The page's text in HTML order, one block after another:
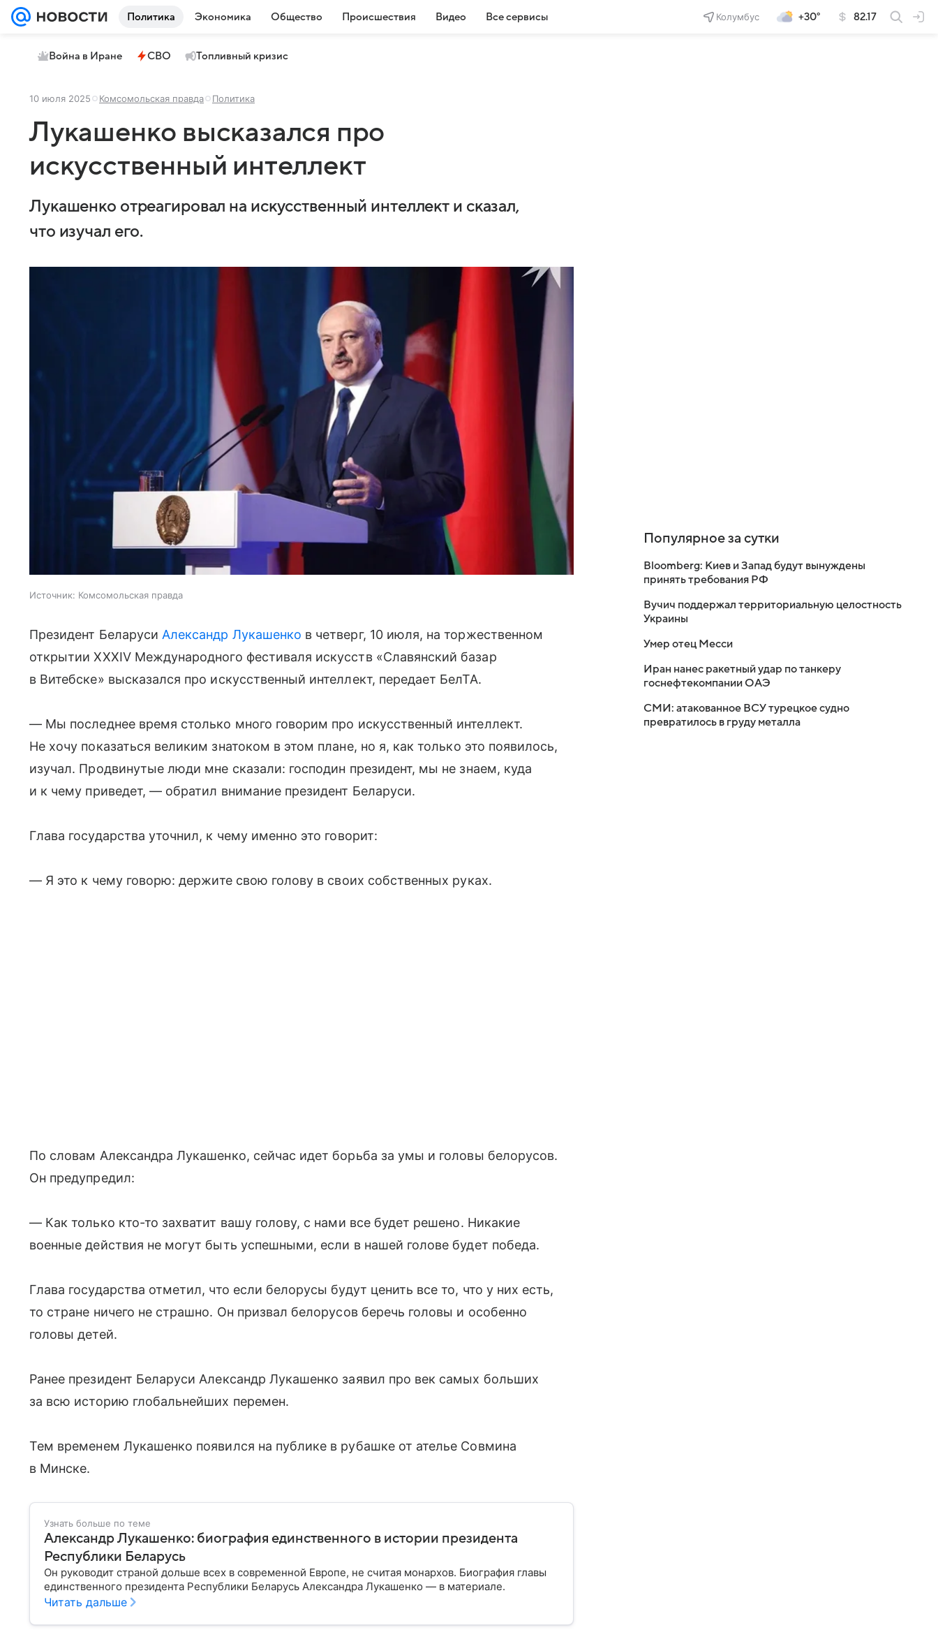
Политика Экономика Общество Происшествия Видео Все сервисы Колумбус +30° 82.17
Война в Иране СВО Топливный кризис
10 июля 2025 Комсомольская правда Политика
Лукашенко высказался про
искусственный интеллект
Лукашенко отреагировал на искусственный интеллект и сказал,
что изучал его.
Источник: Комсомольская правда
Президент Беларуси Александр Лукашенко в четверг, 10 июля, на торжественном
открытии XXXIV Международного фестиваля искусств «Славянский базар
в Витебске» высказался про искусственный интеллект, передает БелТА.
— Мы последнее время столько много говорим про искусственный интеллект.
Не хочу показаться великим знатоком в этом плане, но я, как только это появилось,
изучал. Продвинутые люди мне сказали: господин президент, мы не знаем, куда
и к чему приведет, — обратил внимание президент Беларуси.
Глава государства уточнил, к чему именно это говорит:
— Я это к чему говорю: держите свою голову в своих собственных руках.
По словам Александра Лукашенко, сейчас идет борьба за умы и головы белорусов.
Он предупредил:
— Как только кто-то захватит вашу голову, с нами все будет решено. Никакие
военные действия не могут быть успешными, если в нашей голове будет победа.
Глава государства отметил, что если белорусы будут ценить все то, что у них есть,
то стране ничего не страшно. Он призвал белорусов беречь головы и особенно
головы детей.
Ранее президент Беларуси Александр Лукашенко заявил про век самых больших
за всю историю глобальнейших перемен.
Тем временем Лукашенко появился на публике в рубашке от ателье Совмина
в Минске.
Узнать больше по теме
Александр Лукашенко: биография единственного в истории президента
Республики Беларусь
Он руководит страной дольше всех в современной Европе, не считая монархов. Биография главы
единственного президента Республики Беларусь Александра Лукашенко — в материале.
Читать дальше
Популярное за сутки
Bloomberg: Киев и Запад будут вынуждены
принять требования РФ
Вучич поддержал территориальную целостность
Украины
Умер отец Месси
Иран нанес ракетный удар по танкеру
госнефтекомпании ОАЭ
СМИ: атакованное ВСУ турецкое судно
превратилось в груду металла